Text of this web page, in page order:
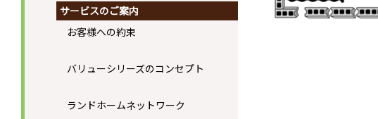
サービスのご案内
お客様への約束
バリューシリーズのコンセプト
ランドホームネットワーク